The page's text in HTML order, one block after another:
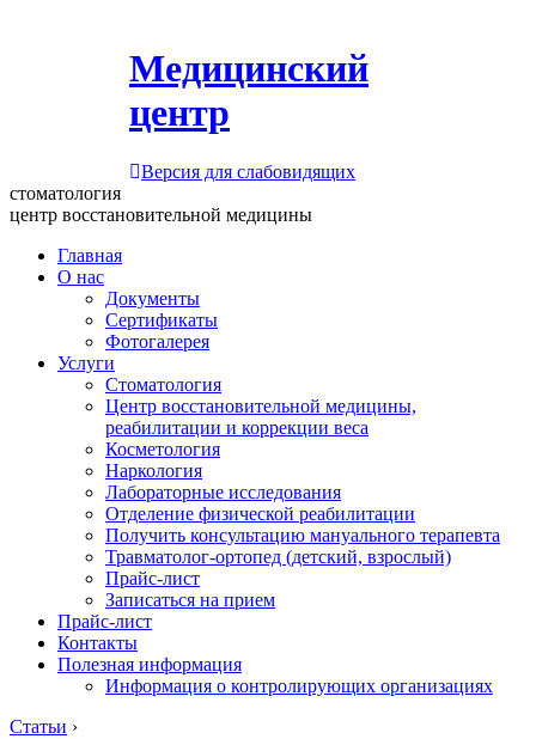
Медицинский
центр
Версия для слабовидящих
стоматология
центр восстановительной медицины
Главная
О нас
Документы
Сертификаты
Фотогалерея
Услуги
Стоматология
Центр восстановительной медицины,
реабилитации и коррекции веса
Косметология
Наркология
Лабораторные исследования
Отделение физической реабилитации
Получить консультацию мануального терапевта
Травматолог-ортопед (детский, взрослый)
Прайс-лист
Записаться на прием
Прайс-лист
Контакты
Полезная информация
Информация о контролирующих организациях
Статьи ›